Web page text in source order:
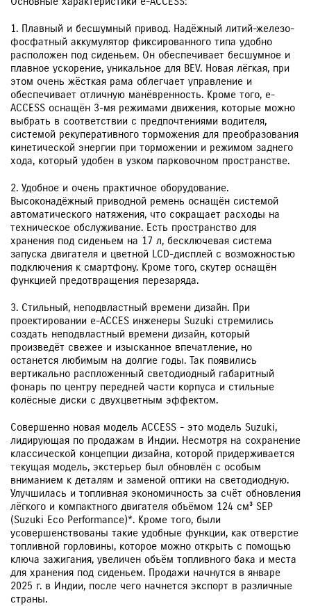
1. Плавный и бесшумный привод. Надёжный литий-железо-
фосфатный аккумулятор фиксированного типа удобно
расположен под сиденьем. Он обеспечивает бесшумное и
плавное ускорение, уникальное для BEV. Новая лёгкая, при
этом очень жёсткая рама облегчает управление и
обеспечивает отличную манёвренность. Кроме того, e-
ACCESS оснащён 3-мя режимами движения, которые можно
выбрать в соответствии с предпочтениями водителя,
системой рекуперативного торможения для преобразования
кинетической энергии при торможении и режимом заднего
хода, который удобен в узком парковочном пространстве.
2. Удобное и очень практичное оборудование.
Высоконадёжный приводной ремень оснащён системой
автоматического натяжения, что сокращает расходы на
техническое обслуживание. Есть пространство для
хранения под сиденьем на 17 л, бесключевая система
запуска двигателя и цветной LCD-дисплей с возможностью
подключения к смартфону. Кроме того, скутер оснащён
функцией предотвращения перезаряда.
3. Стильный, неподвластный времени дизайн. При
проектировании e-ACCES инженеры Suzuki стремились
создать неподвластный времени дизайн, который
произведёт свежее и изысканное впечатление, но
останется любимым на долгие годы. Так появились
вертикально распложенный светодиодный габаритный
фонарь по центру передней части корпуса и стильные
колёсные диски с двухцветным эффектом.
Совершенно новая модель ACCESS - это модель Suzuki,
лидирующая по продажам в Индии. Несмотря на сохранение
классической концепции дизайна, которой придерживается
текущая модель, экстерьер был обновлён с особым
вниманием к деталям и заменой оптики на светодиодную.
Улучшилась и топливная экономичность за счёт обновления
лёгкого и компактного двигателя объёмом 124 см³ SEP
(Suzuki Eco Performance)*. Кроме того, были
усовершенствованы такие удобные функции, как отверстие
топливной горловины, которое можно открыть с помощью
ключа зажигания, увеличен объём топливного бака и места
для хранения под сиденьем. Продажи начнутся в январе
2025 г. в Индии, после чего начнется экспорт в различные
страны.